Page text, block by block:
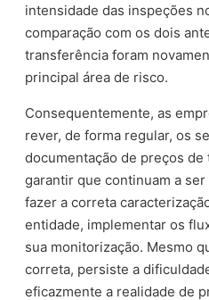
intensidade das inspeções
comparação com os dois
transferência foram
principal área de risco.
Consequentemente, as
rever, de forma regular, os
documentação de preços
garantir que continuam a
fazer a correta
entidade, implementar os
sua monitorização. Mesmo
correta, persiste a
eficazmente a realidade de